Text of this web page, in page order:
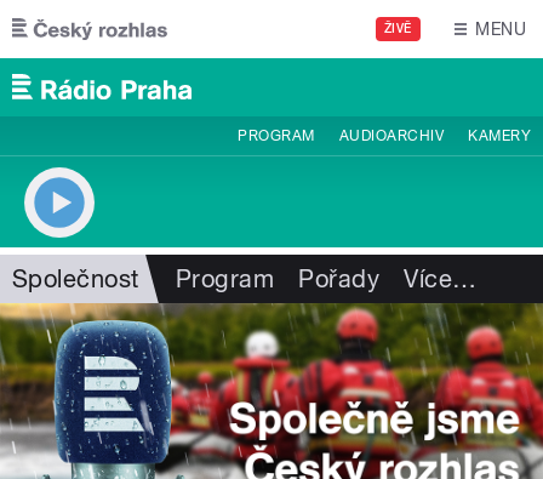
Přejít k hlavnímu obsahu
ŽIVĚ MENU
PROGRAM AUDIOARCHIV KAMERY
Společnost Program Pořady Více…